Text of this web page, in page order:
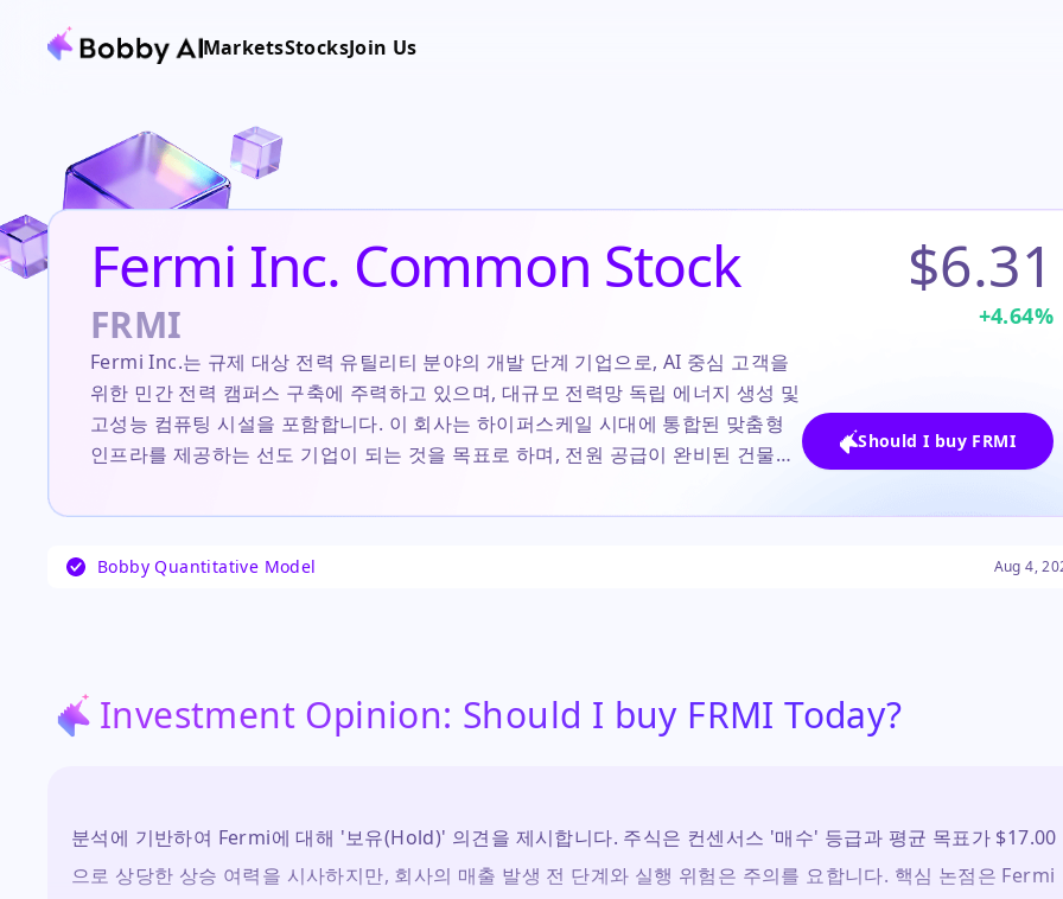
MarketsStocksJoin Us
Fermi Inc. Common Stock
FRMI
$6.31
+4.64%
Fermi Inc.는 규제 대상 전력 유틸리티 분야의 개발 단계 기업으로, AI 중심 고객을
위한 민간 전력 캠퍼스 구축에 주력하고 있으며, 대규모 전력망 독립 에너지 생성 및
고성능 컴퓨팅 시설을 포함합니다. 이 회사는 하이퍼스케일 시대에 통합된 맞춤형
인프라를 제공하는 선도 기업이 되는 것을 목표로 하며, 전원 공급이 완비된 건물과
행동주의 주주 캠페인으로 인해 강한 조사를 받고 있으며, 회사는 리더십 개편과 야
…
Should I buy FRMI
Bobby Quantitative Model Aug 4,
Investment Opinion: Should I buy FRMI Today?
분석에 기반하여 Fermi에 대해 '보유(Hold)' 의견을 제시합니다. 주식은 컨센서스 '매수' 등급과 평균 목표가 $17.00
으로 상당한 상승 여력을 시사하지만, 회사의 매출 발생 전 단계와 실행 위험은 주의를 요합니다. 핵심 논점은 Fermi